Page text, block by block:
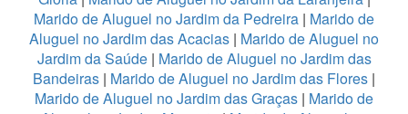
Marido de Aluguel no Jardim da Pedreira | Marido de
Aluguel no Jardim das Acacias | Marido de Aluguel no
Jardim da Saúde| Marido de Aluguel no Jardim das
Bandeiras | Marido de Aluguel no Jardim das Flores |
Marido de Aluguel no Jardim das Graças | Marido de